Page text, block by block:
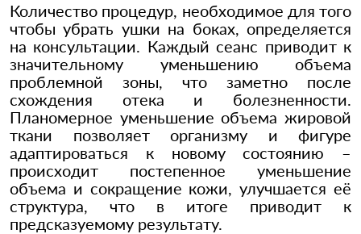
Количество процедур, необходимое для того
чтобы убрать ушки на боках, определяется
на консультации. Каждый сеанс приводит к
значительному уменьшению объема
проблемной зоны, что заметно после
схождения отека и болезненности.
Планомерное уменьшение объема жировой
ткани позволяет организму и фигуре
адаптироваться к новому состоянию –
происходит постепенное уменьшение
объема и сокращение кожи, улучшается её
структура, что в итоге приводит к
предсказуемому результату.